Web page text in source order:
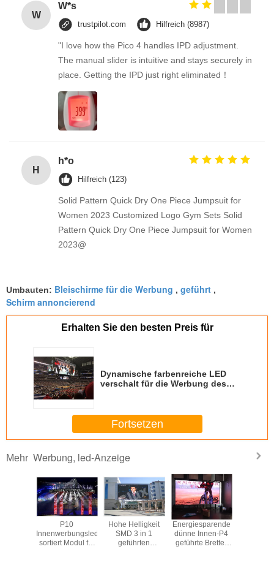
W
W*s
trustpilot.com Hilfreich (8987)
"I love how the Pico 4 handles IPD adjustment.
The manual slider is intuitive and stays securely in
place. Getting the IPD just right eliminated！
H
h*o
Hilfreich (123)
Solid Pattern Quick Dry One Piece Jumpsuit for
Women 2023 Customized Logo Gym Sets Solid
Pattern Quick Dry One Piece Jumpsuit for Women
2023@
Umbauten: Bleischirme für die Werbung , geführt ,
Schirm annoncierend
Erhalten Sie den besten Preis für
Dynamische farbenreiche LED
verschalt für die Werbung des
Fortsetzen
Mehr Werbung, led-Anzeige
P10
Innenwerbungsled
sortiert Modul für
Hohe Helligkeit
SMD 3 in 1
geführten
Energiesparende
dünne Innen-P4
geführte Bretter